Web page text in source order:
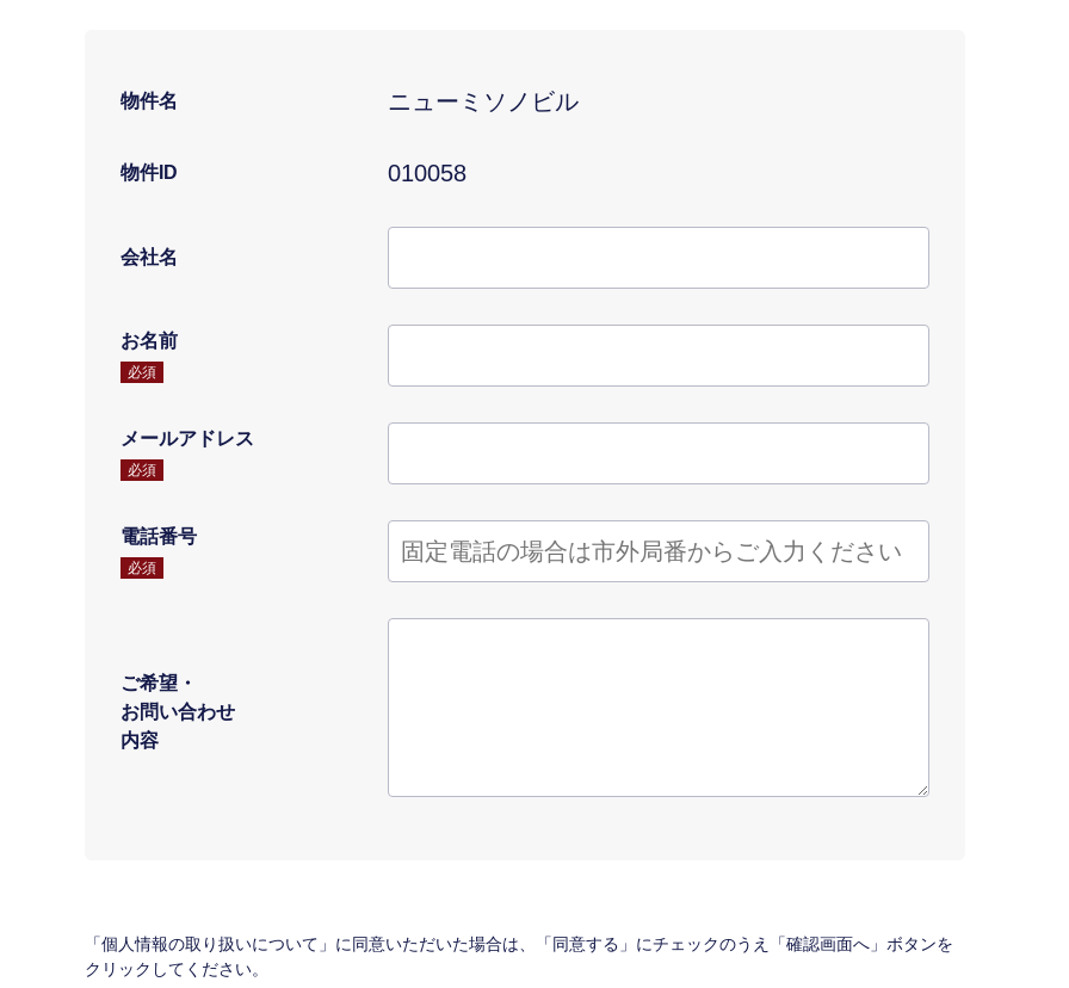
物件名 ニューミソノビル
物件ID 010058
会社名
お名前
必須
メールアドレス
必須
電話番号
必須
ご希望・
お問い合わせ
内容
「個人情報の取り扱いについて」に同意いただいた場合は、「同意する」にチェックのうえ「確認画面へ」ボタンを
クリックしてください。